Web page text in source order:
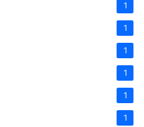
1
1
1
1
1
1